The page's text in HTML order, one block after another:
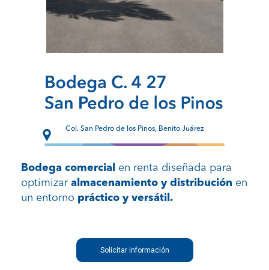
Col. San Pedro de los Pinos, Benito Juárez
Bodega comercial
en renta diseñada para
optimizaralmacenamiento y distribución en
un entorno práctico y versátil.
Solicitar información